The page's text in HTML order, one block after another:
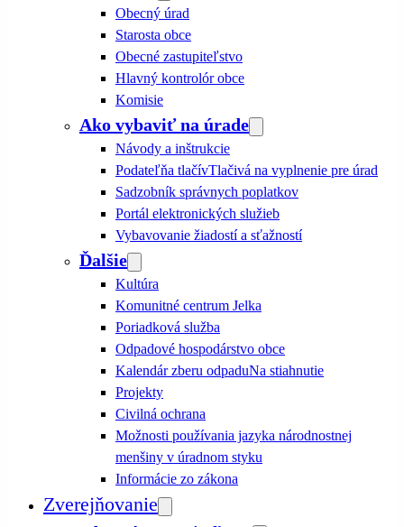
Obecný úrad
Starosta obce
Obecné zastupiteľstvo
Hlavný kontrolór obce
Komisie
Ako vybaviť na úrade
Návody a inštrukcie
Podateľňa tlačívTlačivá na vyplnenie pre úrad
Sadzobník správnych poplatkov
Portál elektronických služieb
Vybavovanie žiadostí a sťažností
Ďalšie
Kultúra
Komunitné centrum Jelka
Poriadková služba
Odpadové hospodárstvo obce
Kalendár zberu odpaduNa stiahnutie
Projekty
Civilná ochrana
Možnosti používania jazyka národnostnej
menšiny v úradnom styku
Informácie zo zákona
Zverejňovanie